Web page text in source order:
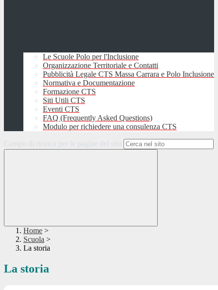
Le Scuole Polo per l'Inclusione
Organizzazione Territoriale e Contatti
Pubblicità Legale CTS Massa Carrara e Polo Inclusione
Normativa e Documentazione
Formazione CTS
Siti Utili CTS
Eventi CTS
FAQ (Frequently Asked Questions)
Modulo per richiedere una consulenza CTS
Campo di ricerca per le pagine del sito
Home >
Scuola >
La storia
La storia